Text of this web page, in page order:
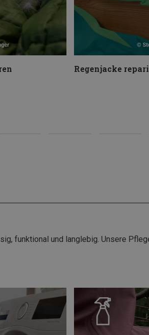
Regenjacke
funktional und langlebig. Unsere